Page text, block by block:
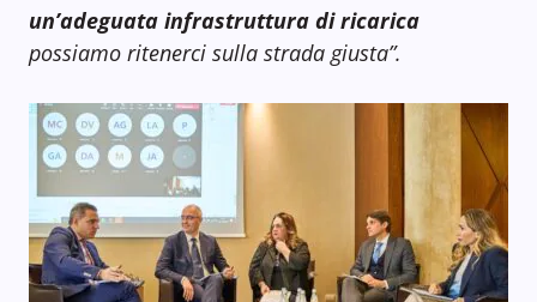
un’adeguata infrastruttura di ricarica
possiamo ritenerci sulla strada giusta”.